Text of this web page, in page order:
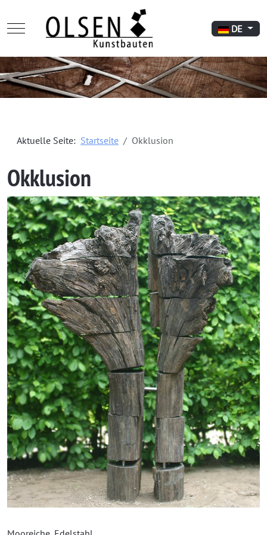
Mobile Menu Toggle Sprache
DE
Aktuelle Seite: Startseite Okklusion
Okklusion